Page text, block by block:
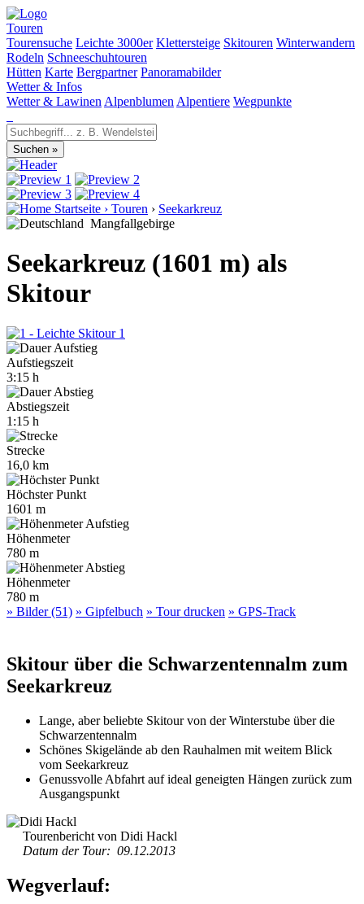
Touren
Tourensuche Leichte 3000er Klettersteige Skitouren Winterwandern
Rodeln Schneeschuhtouren
Hütten Karte Bergpartner Panoramabilder
Wetter & Infos
Wetter & Lawinen Alpenblumen Alpentiere Wegpunkte
Startseite › Touren › Seekarkreuz
Mangfallgebirge
Seekarkreuz (1601 m) als
Skitour
1
Aufstiegszeit
3:15 h
Abstiegszeit
1:15 h
Strecke
16,0 km
Höchster Punkt
1601 m
Höhenmeter
780 m
Höhenmeter
780 m
» Bilder (51) » Gipfelbuch » Tour drucken » GPS-Track
Skitour über die Schwarzentennalm zum
Seekarkreuz
Lange, aber beliebte Skitour von der Winterstube über die
Schwarzentennalm
Schönes Skigelände ab den Rauhalmen mit weitem Blick
vom Seekarkreuz
Genussvolle Abfahrt auf ideal geneigten Hängen zurück zum
Ausgangspunkt
Tourenbericht von Didi Hackl
Datum der Tour: 09.12.2013
Wegverlauf: